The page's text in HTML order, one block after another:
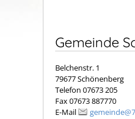
Gemeinde
Belchenstr. 1
79677 Schönenberg
Telefon 07673 205
Fax 07673 887770
E-Mail